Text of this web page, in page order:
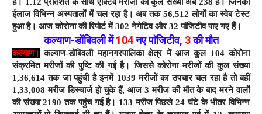
हैं। 1.12 प्रतिशत के साथ एक्टिव मरीजों की कुल संख्या अब 238 है। जिनका
ईलाज विभिन्न अस्पतालों में चल रहा है। अब तक 56,512 लोगों का स्वेब टेस्ट
हुआ है। आज कोरोना की रिपोर्ट में 302 नेगेटिव और 32 पाॅजिटीव पाए गए हैं।
कल्याण-डोंबिवलीमें 104नएपाॅजिटीव, 3की मौत
कल्याण। कल्याण-डोंबिवली महानगरपालिका क्षेत्र में आज कुल 104 कोरोना
संक्रमित मरीजों की पुष्टि की गई है। जिससे कोरोना मरीजों की कुल संख्या
1,36,614 तक जा पहुंची है इनमें 1039 मरीजों का उपचार चल रहा है तो वहीं
1,33,008 मरीज डिस्चार्ज हो चुके हैं,आज 3 मरीज की मौत के बादमरने वालों
की संख्या 2190 तक पहुंच गई है। 133 मरीज पिछले 24 घंटे के भीतर विभिन्न